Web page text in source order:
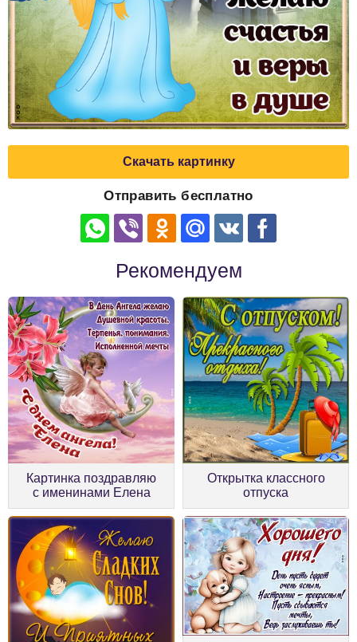
Скачать картинку
Отправить бесплатно
Рекомендуем
Картинка поздравляю
с именинами Елена
Открытка классного
отпуска